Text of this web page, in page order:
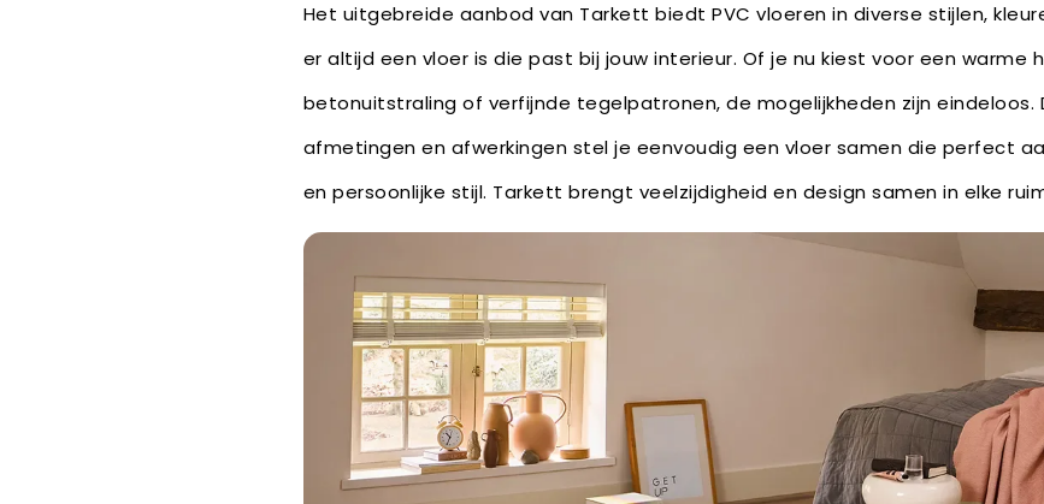
Het uitgebreide aanbod van Tarkett biedt PVC vloeren in diverse stijlen,
er altijd een vloer is die past bij jouw interieur. Of je nu kiest voor een warme
betonuitstraling of verfijnde tegelpatronen, de mogelijkheden zijn eindeloos.
afmetingen en afwerkingen stel je eenvoudig een vloer samen die perfect
en persoonlijke stijl. Tarkett brengt veelzijdigheid en design samen in elke